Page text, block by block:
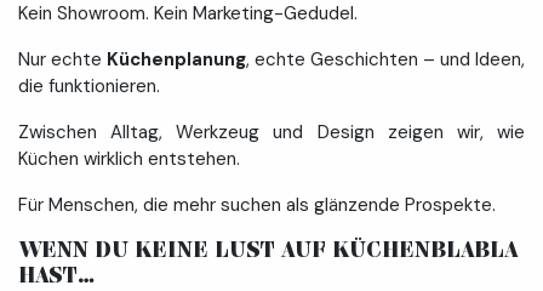
Kein Showroom. Kein Marketing-Gedudel.
Nur echte Küchenplanung, echte Geschichten – und Ideen,
die funktionieren.
Zwischen Alltag, Werkzeug und Design zeigen wir, wie
Küchen wirklich entstehen.
Für Menschen, die mehr suchen als glänzende Prospekte.
WENN DU KEINE LUST AUF KÜCHENBLABLA
HAST… ​